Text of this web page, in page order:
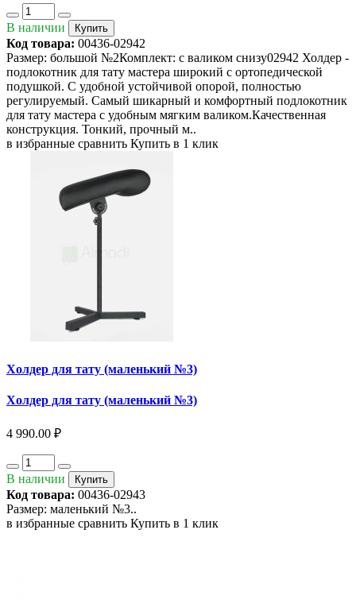
В наличии Купить
Код товара: 00436-02942
Размер: большой №2Комплект: с валиком снизу02942 Холдер -
подлокотник для тату мастера широкий с ортопедической
подушкой. С удобной устойчивой опорой, полностью
регулируемый. Самый шикарный и комфортный подлокотник
для тату мастера с удобным мягким валиком.Качественная
конструкция. Тонкий, прочный м..
в избранные сравнить Купить в 1 клик
Холдер для тату (маленький №3)
Холдер для тату (маленький №3)
4 990.00 ₽
В наличии Купить
Код товара: 00436-02943
Размер: маленький №3..
в избранные сравнить Купить в 1 клик